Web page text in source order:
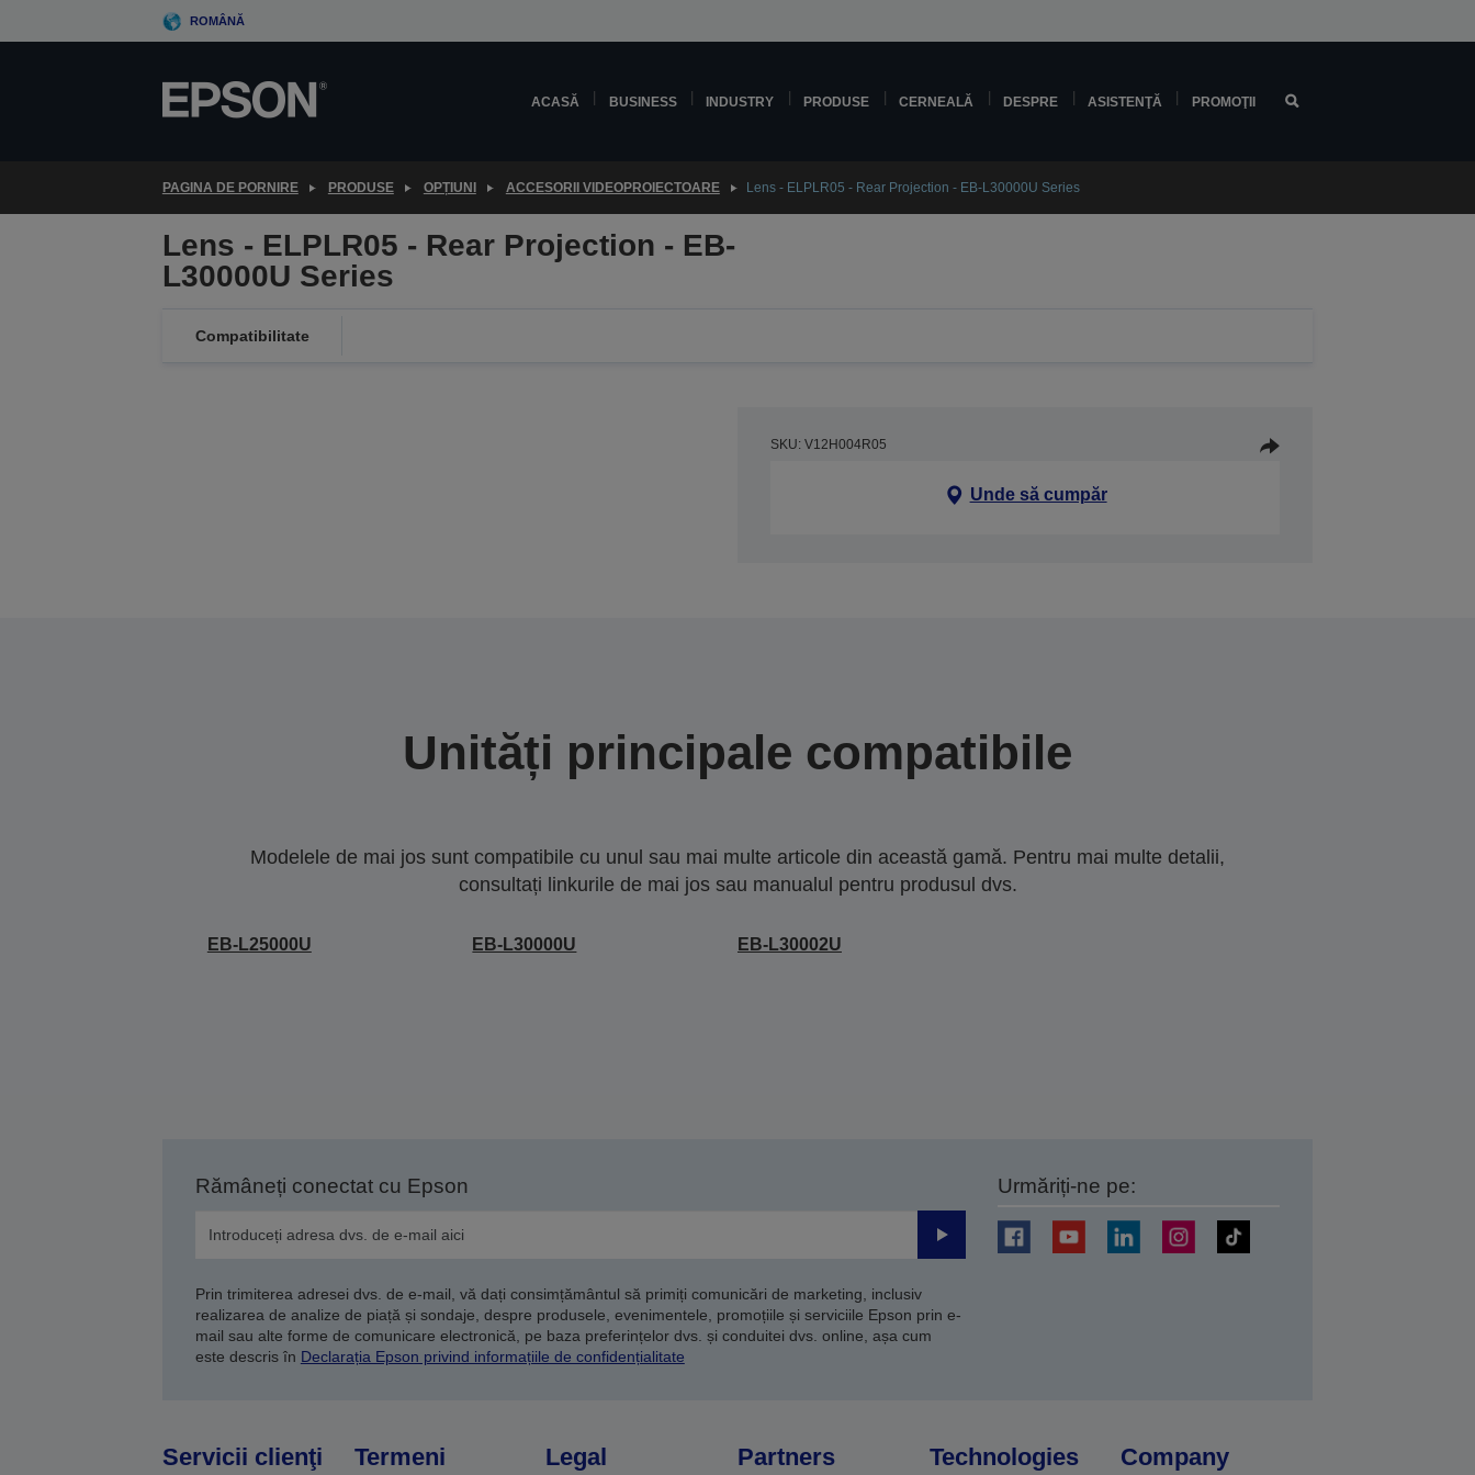
to
ROMÂNĂ
ACASĂ BUSINESS INDUSTRY PRODUSE CERNEALĂ DESPRE ASISTENŢĂ PROMOŢII
PAGINA DE PORNIRE PRODUSE OPȚIUNI ACCESORII VIDEOPROIECTOARE Lens - ELPLR05 - Rear Projection - EB-L30000U Series
Lens - ELPLR05 - Rear Projection - EB-
L30000U Series
Compatibilitate
SKU: V12H004R05
Unde să cumpăr
Unități principale compatibile
Modelele de mai jos sunt compatibile cu unul sau mai multe articole din această gamă. Pentru mai multe detalii,
consultați linkurile de mai jos sau manualul pentru produsul dvs.
EB-L25000U EB-L30000U EB-L30002U
Rămâneți conectat cu Epson
Trimiteți
Prin trimiterea adresei dvs. de e-mail, vă dați consimțământul să primiți comunicări de marketing, inclusiv
realizarea de analize de piață și sondaje, despre produsele, evenimentele, promoțiile și serviciile Epson prin e-
mail sau alte forme de comunicare electronică, pe baza preferințelor dvs. și conduitei dvs. online, așa cum
este descris în Declarația Epson privind informațiile de confidențialitate
Urmăriți-ne pe:
Servicii clienţi Termeni Legal Partners Technologies Company